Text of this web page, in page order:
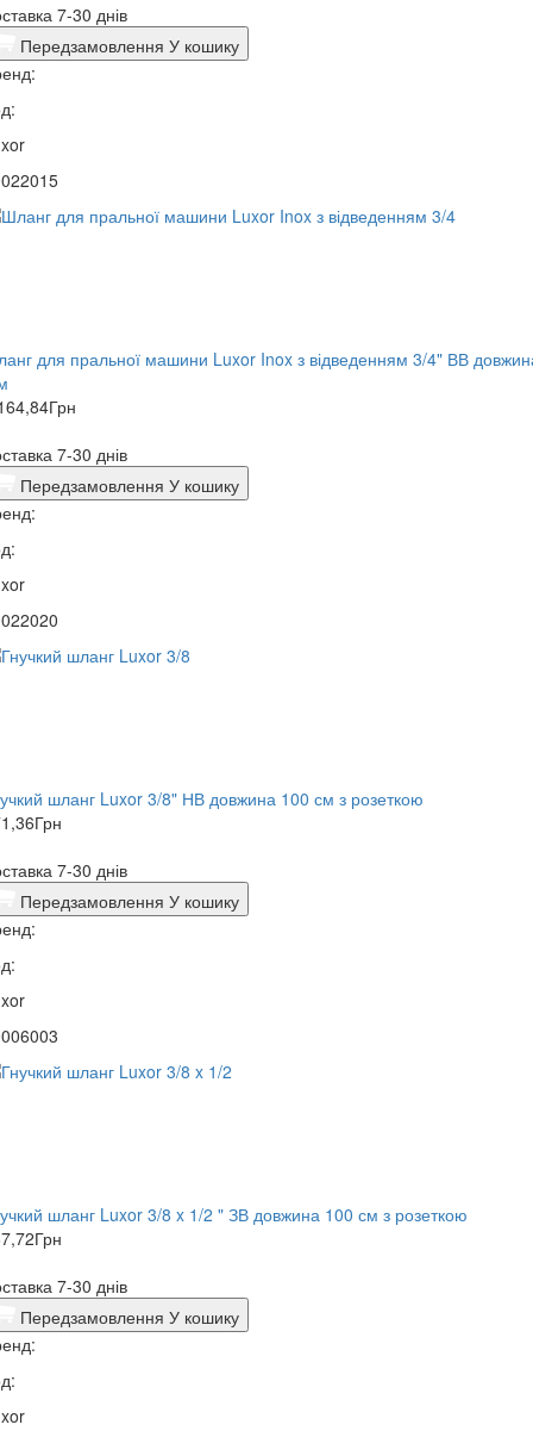
7-30 днів
Передзамовлення У кошику
для пральної машини Luxor Inox з відведенням 3/4" ВВ
Грн
7-30 днів
Передзамовлення У кошику
шланг Luxor 3/8" НВ довжина 100 см з розеткою
Грн
7-30 днів
Передзамовлення У кошику
шланг Luxor 3/8 x 1/2 " ЗВ довжина 100 см з розеткою
Грн
7-30 днів
Передзамовлення У кошику